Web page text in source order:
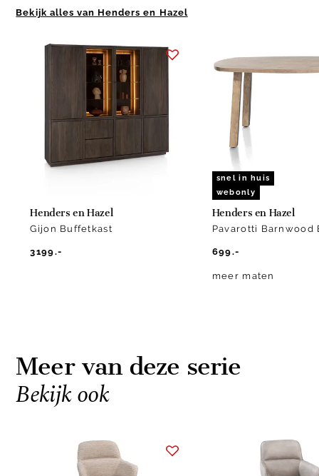
Bekijk alles van Henders en Hazel
Henders en Hazel
Gijon Buffetkast
3199.-
snel in huis
webonly
Henders en Hazel
Pavarotti Barnwood
699.-
meer maten
Meer van deze serie
Bekijk ook